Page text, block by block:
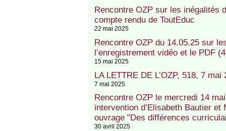
Rencontre OZP sur les inégalités
compte rendu de ToutEduc
22 mai 2025
Rencontre OZP du 14.05.25 sur
l’enregistrement vidéo et le PDF
15 mai 2025
LA LETTRE DE L’OZP, 518, 7 mai
7 mai 2025
Rencontre OZP le mercredi 14
intervention d’Elisabeth Bautier
ouvrage "Des différences
30 avril 2025